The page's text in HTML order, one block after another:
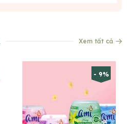
Xem tất cả
- 9%